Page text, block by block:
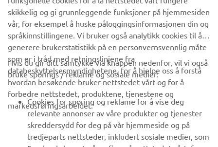
VIRKSOMHET
B2B
UTFORSK YAMAHA
skikkelig og gi grunnleggende funksjoner på hjemmesiden
vår, for eksempel å huske påloggingsinformasjonen din og
språkinnstillingene. Vi bruker også analytikk cookies til å
generere brukerstatistikk på en personvernsvennlig måte
som er i tråd med retningslinjene fra
databeskyttelsesmyndighetene, for å hjelpe oss å forstå
hvordan besøkende bruker nettstedet vårt og for å
forbedre nettstedet, produktene, tjenestene og
markedsføringsarbeidet.
Hvis du gir ditt samtykke via knappen nedenfor, vil vi også
bruke sporings / reklame og sosiale medier:
Cookies for sporing og reklame for å vise deg
relevante annonser av våre produkter og tjenester
skreddersydd for deg på vår hjemmeside og på
tredjeparts nettsteder, inkludert sosiale medier, som